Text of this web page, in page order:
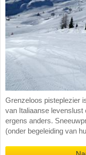
Grenzeloos pisteplezier
van Italiaanse levenslust
ergens anders.
(onder begeleiding van